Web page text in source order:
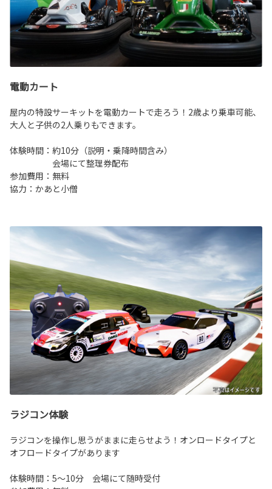
電動カート
屋内の特設サーキットを電動カートで走ろう！2歳より乗車可能、
大人と子供の2人乗りもできます。
体験時間：約10分（説明・乗降時間含み）
会場にて整理券配布
参加費用：無料
協力：かあと小僧
ラジコン体験
ラジコンを操作し思うがままに走らせよう！オンロードタイプと
オフロードタイプがあります
体験時間：5～10分 会場にて随時受付